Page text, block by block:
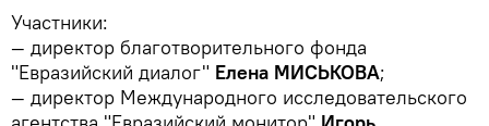
Участники:
— директор благотворительного фонда
"Евразийский диалог" Елена МИСЬКОВА;
— директор Международного исследовательского